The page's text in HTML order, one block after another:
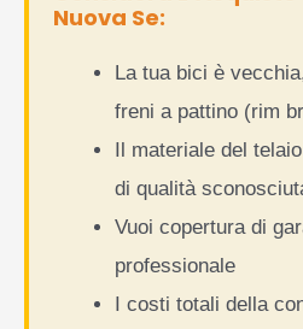
Nuova Se:
La tua bici è
freni a pattino (rim
Il materiale del
di qualità
Vuoi copertura di
professionale
I costi totali della